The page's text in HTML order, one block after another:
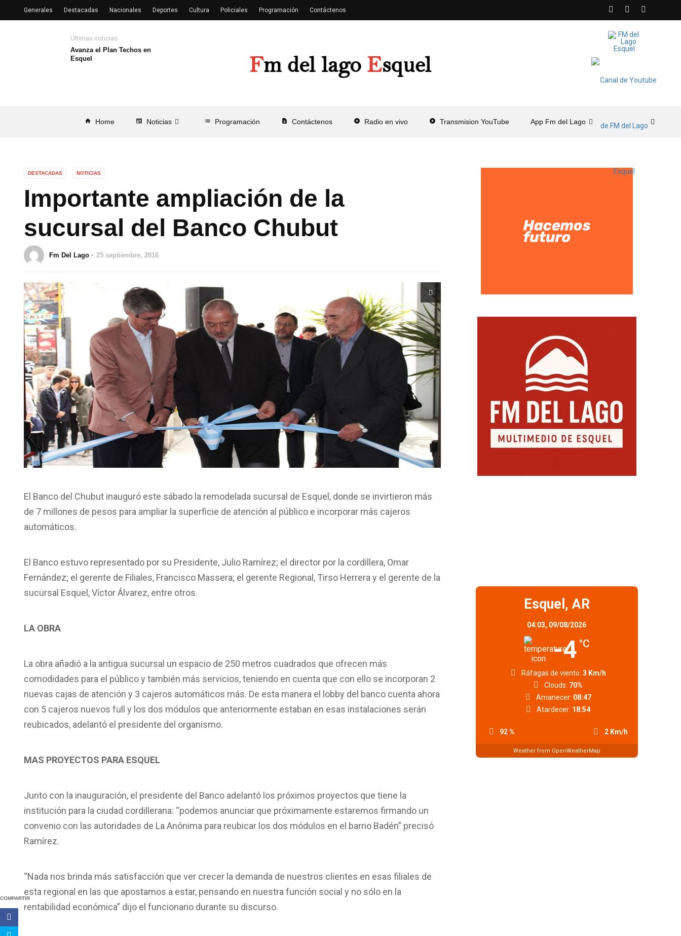
home Home newspaper Noticias list Programación contact_page Contáctenos play_circle Radio en vivo play_circle Transmision YouTube App Fm del Lago
Últimas noticias
Avanza el Plan Techos en
Esquel
Generales Destacadas Nacionales Deportes Cultura Policiales Programación Contáctenos
DESTACADAS NOTICIAS
Importante ampliación de la
sucursal del Banco Chubut
Fm Del Lago 25 septiembre, 2016
COMPARTIR
El Banco del Chubut inauguró este sábado la remodelada sucursal de Esquel, donde se invirtieron más
de 7 millones de pesos para ampliar la superficie de atención al público e incorporar más cajeros
automáticos.
El Banco estuvo representado por su Presidente, Julio Ramírez; el director por la cordillera, Omar
Fernández; el gerente de Filiales, Francisco Massera; el gerente Regional, Tirso Herrera y el gerente de la
sucursal Esquel, Víctor Álvarez, entre otros.
LA OBRA
La obra añadió a la antigua sucursal un espacio de 250 metros cuadrados que ofrecen más
comodidades para el público y también más servicios, teniendo en cuenta que con ello se incorporan 2
nuevas cajas de atención y 3 cajeros automáticos más. De esta manera el lobby del banco cuenta ahora
con 5 cajeros nuevos full y los dos módulos que anteriormente estaban en esas instalaciones serán
reubicados, adelantó el presidente del organismo.
MAS PROYECTOS PARA ESQUEL
Junto con la inauguración, el presidente del Banco adelantó los próximos proyectos que tiene la
institución para la ciudad cordillerana: “podemos anunciar que próximamente estaremos firmando un
convenio con las autoridades de La Anónima para reubicar los dos módulos en el barrio Badén” precisó
Ramírez.
“Nada nos brinda más satisfacción que ver crecer la demanda de nuestros clientes en esas filiales de
esta regional en las que apostamos a estar, pensando en nuestra función social y no sólo en la
rentabilidad económica” dijo el funcionario durante su discurso.
Esquel, AR
04:03, 09/08/2026
-4 °C
92 % 2 Km/h
Ráfagas de viento: 3 Km/h
Clouds: 70%
Amanecer: 08:47
Atardecer: 18:54
Weather from OpenWeatherMap